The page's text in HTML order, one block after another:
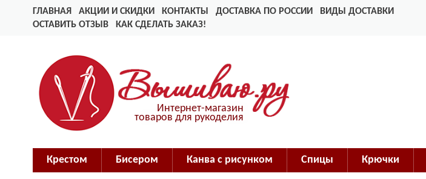
ГЛАВНАЯ АКЦИИ И СКИДКИ КОНТАКТЫ ДОСТАВКА ПО РОССИИ
ВИДЫ ДОСТАВКИ
ОСТАВИТЬ ОТЗЫВ
КАК СДЕЛАТЬ ЗАКАЗ!
Интернет-магазин
товаров для рукоделия
Крестом Бисером Канва с рисунком Спицы Крючки